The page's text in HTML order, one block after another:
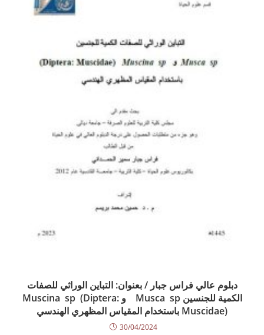
دبلوم عالي فراس جبار / بعنوان: التباين الوراثي للصفات
الكمية للجنسين Musca sp و Muscina sp (Diptera:
Muscidae) باستخدام المقياس المظهري الهندسي
30/04/2024